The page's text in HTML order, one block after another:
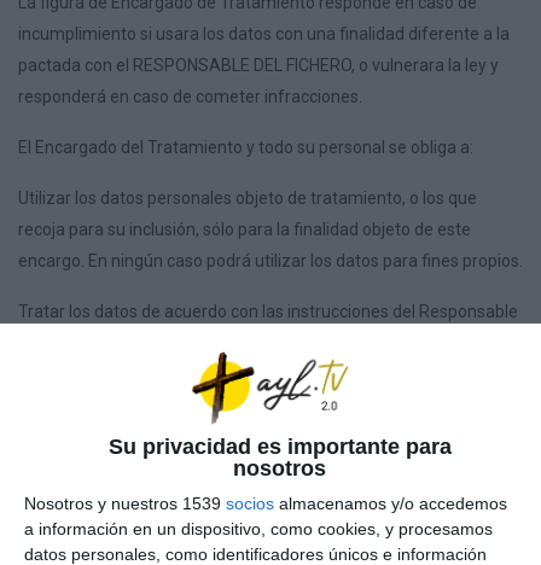
Su privacidad es importante para
nosotros
Nosotros y nuestros 1539 socios almacenamos y/o accedemos
a información en un dispositivo, como cookies, y procesamos
datos personales, como identificadores únicos e información
incumplimiento si usara los datos con una finalidad diferente a la
pactada con el RESPONSABLE DEL FICHERO, o vulnerara la ley y
responderá en caso de cometer infracciones.
El Encargado del Tratamiento y todo su personal se obliga a:
Utilizar los datos personales objeto de tratamiento, o los que
recoja para su inclusión, sólo para la finalidad objeto de este
encargo. En ningún caso podrá utilizar los datos para fines propios.
Tratar los datos de acuerdo con las instrucciones del Responsable
alguna de las instrucciones infringe el RGPD o cualquier otra
disposición en materia de protección de datos de la Unión o de los
Estados miembros, el encargado informará inmediatamente al
Responsable del Tratamiento.
Llevar, por escrito, un registro de todas las categorías de
actividades de tratamiento efectuadas por cuenta del